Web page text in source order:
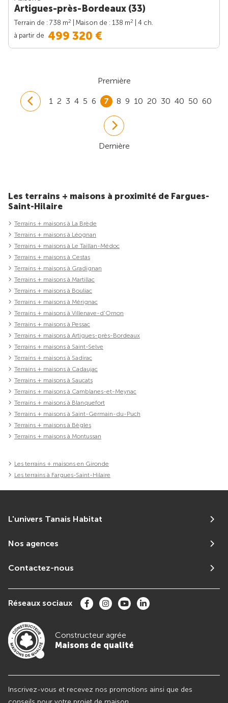
Artigues-près-Bordeaux (33)
Terrain de : 738 m2 | Maison de : 138 m2
| 4 ch.
à partir de 499 320 €
Première
1 2 3 4 5 6 7 8 9 10 20 30 40 50 60
Dernière
Les terrains + maisons à proximité de Fargues-
Saint-Hilaire
Terrains + maisons à La Brède
Terrains + maisons à Léognan
Terrains + maisons à Le Taillan-Médoc
Terrains + maisons à Cestas
Terrains + maisons à Gradignan
Terrains + maisons à Martillac
Terrains + maisons à Bouliac
Terrains + maisons à Mérignac
Terrains + maisons à Villenave-d'Ornon
Terrains + maisons à Pessac
Terrains + maisons à Artigues-près-Bordeaux
Terrains + maisons à Saint-Selve
Terrains + maisons à Sadirac
Terrains + maisons à Cadaujac
Terrains + maisons à Saucats
Terrains + maisons à Camblanes-et-Meynac
Terrains + maisons à Blanquefort
Terrains + maisons à Saint-Germain-du-Puch
Terrains + maisons à Bègles
Terrains + maisons à Montussan
Les terrains + maisons en Gironde
Les terrains à Fargues-Saint-Hilaire
L'univers Tanais Habitat
Nos agences
Contactez-nous
Réseaux sociaux
Constructeur agrée
Maisons de qualité
Inscrivez-vous et recevez nos promotions ainsi que des